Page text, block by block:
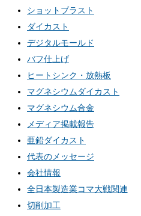
ショットブラスト
ダイカスト
デジタルモールド
バフ仕上げ
ヒートシンク・放熱板
マグネシウムダイカスト
マグネシウム合金
メディア掲載報告
亜鉛ダイカスト
代表のメッセージ
会社情報
全日本製造業コマ大戦関連
切削加工